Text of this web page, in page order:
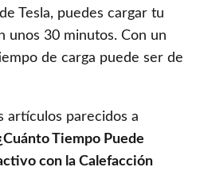
Tesla, puedes cargar tu
unos 30 minutos. Con un
de carga puede ser de
artículos parecidos a
Tiempo Puede
con la Calefacción